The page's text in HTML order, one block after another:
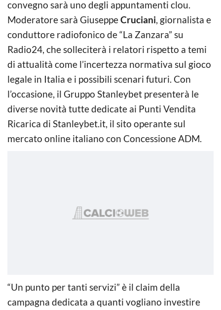
convegno sarà uno degli appuntamenti clou.
Moderatore sarà GiuseppeCruciani, giornalista e
conduttore radiofonico de “La Zanzara” su
Radio24, che solleciterà i relatori rispetto a temi
di attualità come l’incertezza normativa sul gioco
legale in Italia e i possibili scenari futuri. Con
l’occasione, il Gruppo Stanleybet presenterà le
diverse novità tutte dedicate ai Punti Vendita
Ricarica di Stanleybet.it, il sito operante sul
mercato online italiano con Concessione ADM.
“Un punto per tanti servizi” è il claim della
campagna dedicata a quanti vogliano investire